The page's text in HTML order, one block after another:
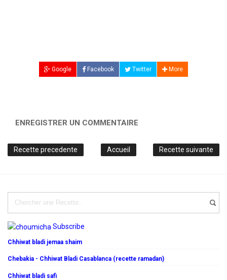
Google Facebook Twitter More
ENREGISTRER UN COMMENTAIRE
Recette precedente Recette suivante
Accueil
Subscribe
Chhiwat bladi jemaa shaim
Chebakia - Chhiwat Bladi Casablanca (recette ramadan)
Chhiwat bladi safi